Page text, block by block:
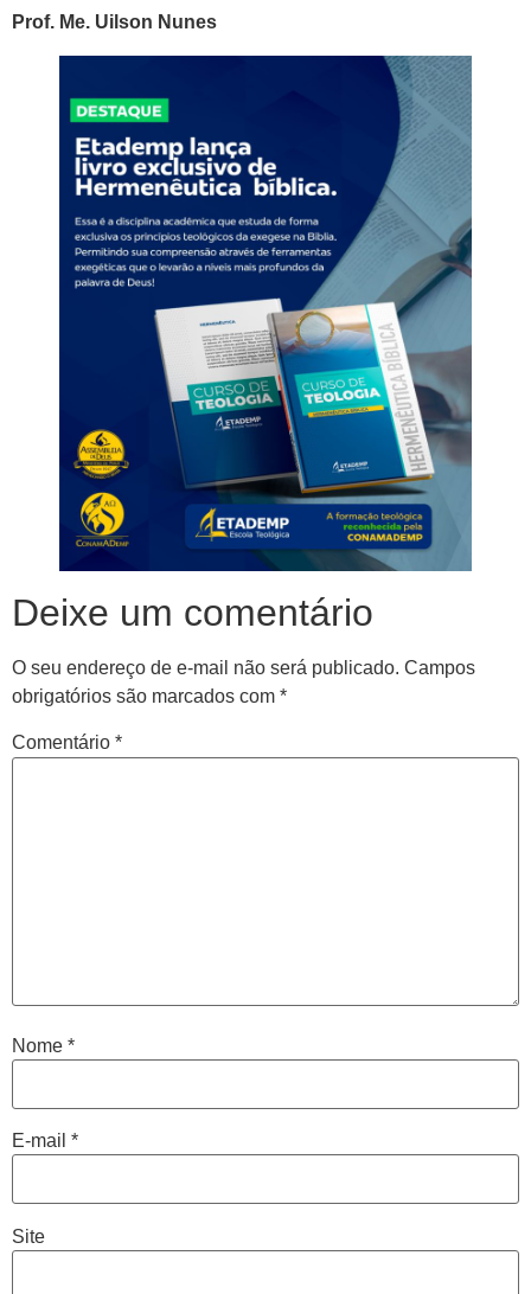
Prof. Me. Uilson Nunes
Deixe um comentário
O seu endereço de e-mail não será publicado. Campos
obrigatórios são marcados com *
Comentário *
Nome *
E-mail *
Site